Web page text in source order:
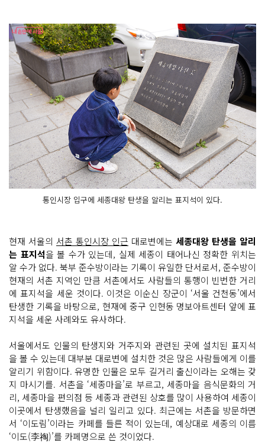
통인시장 입구에 세종대왕 탄생을 알리는 표지석이 있다.
현재 서울의 서촌 통인시장 인근 대로변에는 세종대왕 탄생을 알리
는 표지석을 볼 수가 있는데, 실제 세종이 태어나신 정확한 위치는
알 수가 없다. 북부 준수방이라는 기록이 유일한 단서로서, 준수방이
현재의 서촌 지역인 만큼 서촌에서도 사람들의 통행이 빈번한 거리
에 표지석을 세운 것이다. 이것은 이순신 장군이 ‘서울 건천동’에서
탄생한 기록을 바탕으로, 현재에 중구 인현동 명보아트센터 앞에 표
지석을 세운 사례와도 유사하다.
서울에서도 인물의 탄생지와 거주지와 관련된 곳에 설치된 표지석
을 볼 수 있는데 대부분 대로변에 설치한 것은 많은 사람들에게 이를
알리기 위함이다. 유명한 인물은 모두 길거리 출신이라는 오해는 갖
지 마시기를. 서촌을 ‘세종마을’로 부르고, 세종마을 음식문화의 거
리, 세종마을 편의점 등 세종과 관련된 상호를 많이 사용하여 세종이
이곳에서 탄생했음을 널리 일리고 있다. 최근에는 서촌을 방문하면
서 ‘이도림’이라는 카페를 들른 적이 있는데, 예상대로 세종의 이름
‘이도(李祹)’를 카페명으로 쓴 것이었다.